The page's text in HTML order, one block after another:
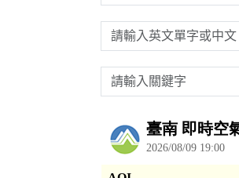
請輸入英文單字或中文
請輸入關鍵字